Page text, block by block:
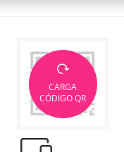
CARGA
CÓDIGO QR